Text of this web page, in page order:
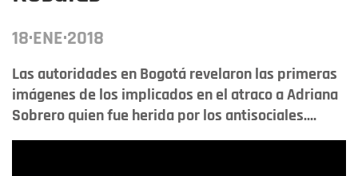
18·ENE·2018
Las autoridades en Bogotá revelaron las primeras
imágenes de los implicados en el atraco a Adriana
Sobrero quien fue herida por los antisociales....